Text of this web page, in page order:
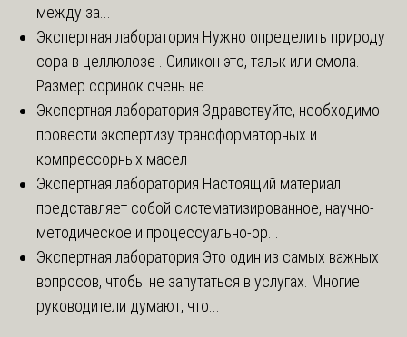
между за...
Экспертная лаборатория Нужно определить природу
сора в целлюлозе . Силикон это, тальк или смола.
Размер соринок очень не...
Экспертная лаборатория Здравствуйте, необходимо
провести экспертизу трансформаторных и
компрессорных масел
Экспертная лаборатория Настоящий материал
представляет собой систематизированное, научно-
методическое и процессуально-ор...
Экспертная лаборатория Это один из самых важных
вопросов, чтобы не запутаться в услугах. Многие
руководители думают, что...